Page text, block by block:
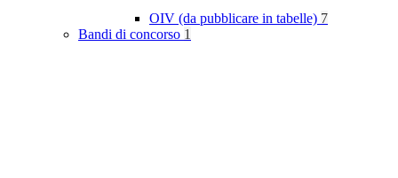
OIV (da pubblicare in tabelle) 7
Bandi di concorso 1